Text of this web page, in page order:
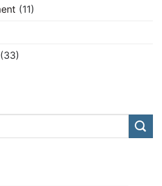
(11)
(33)